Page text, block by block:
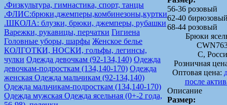
.Физкультура, гимнастика, спорт, танцы
.ФЛИС:брюки,джемперы,комбинезоны,куртки
.ШКОЛА: блузки, брюки, джемперы, рубашки
Варежки, рукавицы, перчатки Гигиена
Головные уборы, шарфы Женское белье
КОЛГОТКИ, НОСКИ, гольфы, легинсы,
чулки Одежда девочкам (92-134,140) Одежда
девочкам-подросткам (134,140-170) Одежда
женская Одежда мальчикам (92-134,140)
Одежда мальчикам-подросткам (134,140-170)
Одежда мужская Одежда ясельная (0+-2 года,
56-36 розовый
62-40
68-44 розовый
Брюки
C,
Розничная
Оптовая цена:
после
Описание
Размер: